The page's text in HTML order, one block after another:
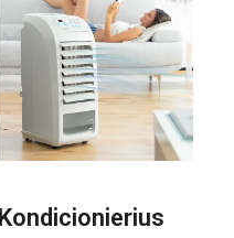
Kondicionierius